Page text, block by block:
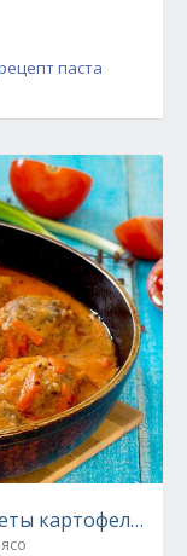
паста
картофель и